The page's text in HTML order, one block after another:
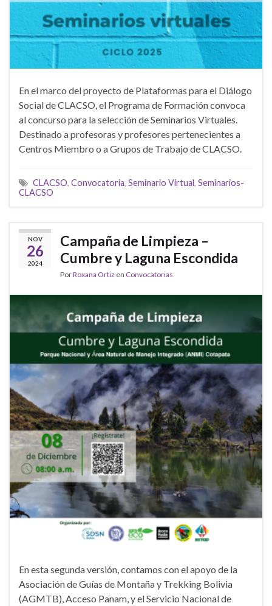
En el marco del proyecto de Plataformas para el Diálogo
Social de CLACSO, el Programa de Formación convoca
al concurso para la selección de Seminarios Virtuales.
Destinado a profesoras y profesores pertenecientes a
Centros Miembro o a Grupos de Trabajo de CLACSO.
CLACSO, Convocatoria, Seminario Virtual, Seminarios-
CLACSO
NOV
26
2024
Campaña de Limpieza –
Cumbre y Laguna Escondida
PorRoxana Ortiz en Convocatorias
En esta segunda versión, contamos con el apoyo de la
Asociación de Guías de Montaña y Trekking Bolivia
(AGMTB), Acceso Panam, y el Servicio Nacional de